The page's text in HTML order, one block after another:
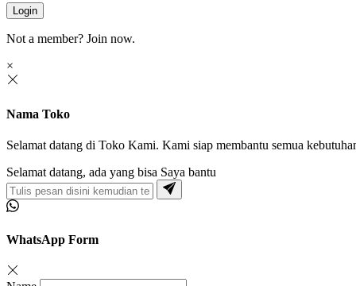
Login
Not a member? Join now.
×
Nama Toko
Selamat datang di Toko Kami. Kami siap membantu semua
Selamat datang, ada yang bisa Saya bantu
WhatsApp Form